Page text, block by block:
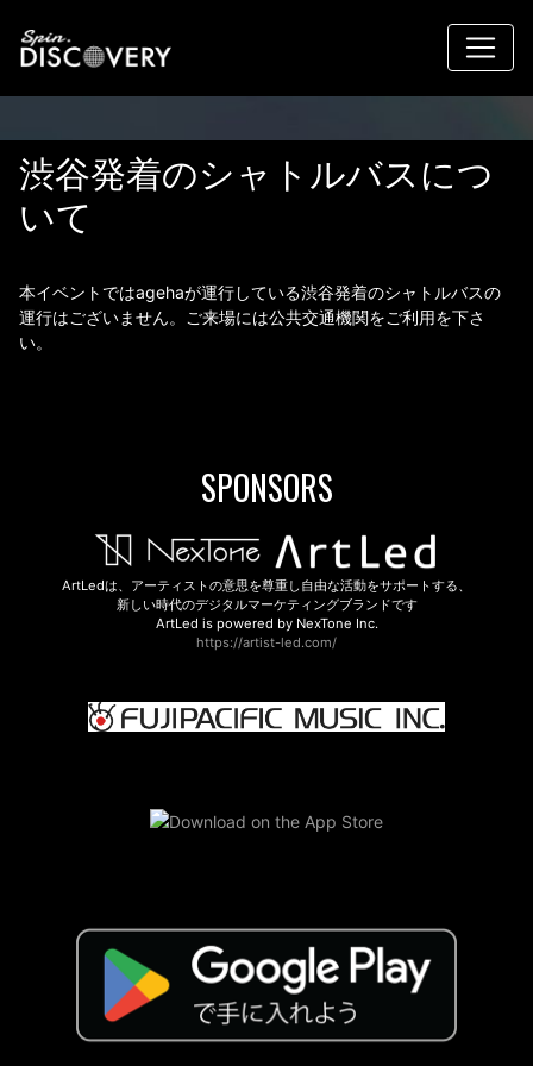
渋谷発着のシャトルバスにつ
いて
本イベントではagehaが運行している渋谷発着のシャトルバスの
運行はございません。ご来場には公共交通機関をご利用を下さ
い。
SPONSORS
ArtLedは、アーティストの意思を尊重し自由な活動をサポートする、
新しい時代のデジタルマーケティングブランドです
ArtLed is powered by NexTone Inc.
https://artist-led.com/